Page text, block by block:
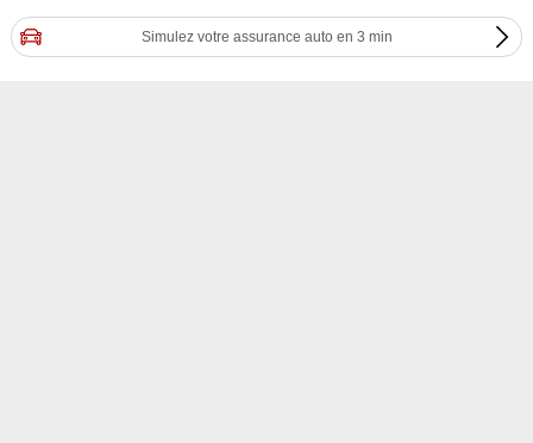
Simulez votre assurance auto en 3 min